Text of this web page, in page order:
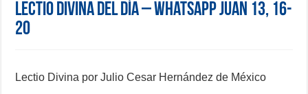
Lectio Divina del día – WhatsApp Juan 13, 16-
20
Lectio Divina por Julio Cesar Hernández de México